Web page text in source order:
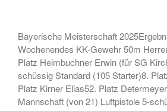
Bayerische Meisterschaft
Wochenendes KK-Gewehr 50m
Platz Heimbuchner Erwin (für SG
schüssig Standard (105 Starter)8.
Platz Kirner Elias52. Platz
Mannschaft (von 21) Luftpistole 5-